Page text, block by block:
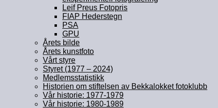
Leif Preus Fotopris
FIAP Hederstegn
PSA
GPU
Årets bilde
Årets kunstfoto
Vårt styre
Styret (1977 – 2024)
Medlemsstatistikk
Historien om stiftelsen av Bekkalokket fotoklubb
Vår historie: 1977-1979
Vår historie: 1980-1989